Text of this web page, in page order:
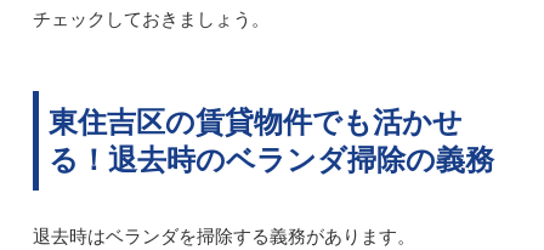
チェックしておきましょう。
東住吉区の賃貸物件でも活かせ
る！退去時のベランダ掃除の義務
退去時はベランダを掃除する義務があります。